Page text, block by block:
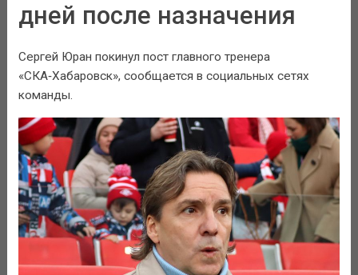
дней после назначения
Сергей Юран покинул пост главного тренера
«СКА‑Хабаровск», сообщается в социальных сетях
команды.